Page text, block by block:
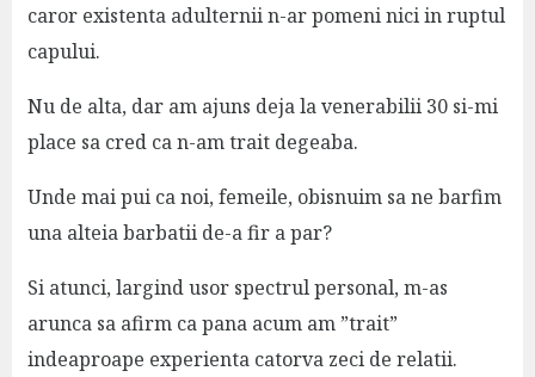
caror existenta adulternii n-ar pomeni nici in ruptul
capului.
Nu de alta, dar am ajuns deja la venerabilii 30 si-mi
place sa cred ca n-am trait degeaba.
Unde mai pui ca noi, femeile, obisnuim sa ne barfim
una alteia barbatii de-a fir a par?
Si atunci, largind usor spectrul personal, m-as
arunca sa afirm ca pana acum am ”trait”
indeaproape experienta catorva zeci de relatii.